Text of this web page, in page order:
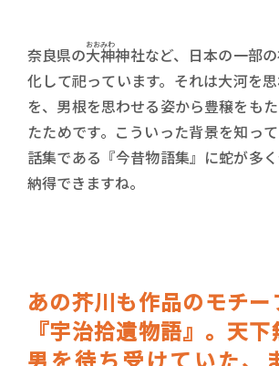
奈良県の大神
おおみわ神社など、日本の一部
化して祀っています。それは大河を
を、男根を思わせる姿から豊穣をも
たためです。こういった背景を知っ
話集である『今昔物語集』に蛇が多
納得できますね。
あの芥川も作品のモチー
『宇治拾遺物語』。天
男を待ち受けていた、